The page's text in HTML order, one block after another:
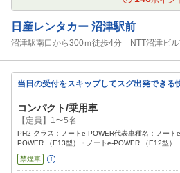
日産レンタカー 沼津駅前
沼津駅南口から300ｍ徒歩4分 NTT沼津ビ
当日の受付をスキップしてスグ出発でき
コンパクト/乗用車
【定員】1〜5名
PH2 クラス：ノートe-POWER代表車種名：ノート
POWER （E13型）・ノートe-POWER （E12型）
禁煙車